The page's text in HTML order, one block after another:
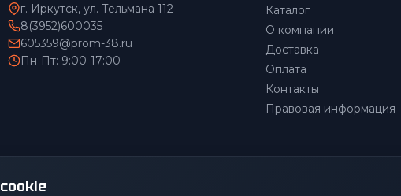
г. Иркутск, ул. Тельмана 112
8(3952)600035
605359@prom-38.ru
Пн-Пт: 9:00-17:00
Каталог
О компании
Доставка
Оплата
Контакты
Правовая информация